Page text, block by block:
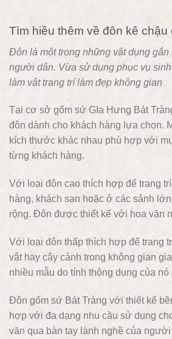
Tìm hiều thêm về đôn kê chậu
Đôn là một trong những vật dụng
người dân. Vừa sử dụng phục vụ
làm vật trang trí làm đẹp không gian
Tại cơ sở gốm sứ GIa Hưng Bát
đôn dành cho khách hàng lựa chọn.
kích thước khác nhau phù hợp với
từng khách hàng.
Với loại đôn cao thích hợp để trang
hàng, khách sạn hoặc ở các sảnh
rộng. Đôn được thiết kế với hoa văn
Với loại đôn thấp thích hợp để trang
vật hay cây cảnh trong không gian
nhiều mẫu do tính thông dụng của nó
Đôn gốm sứ Bát Tràng với thiết kế
hợp với đa dạng nhu cầu sử dụng
văn qua bàn tay lành nghề của